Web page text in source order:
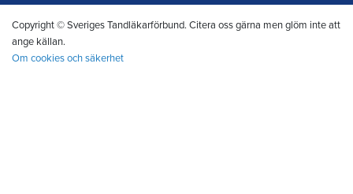
Copyright © Sveriges Tandläkarförbund. Citera oss gärna men glöm inte att
ange källan.
Om cookies och säkerhet